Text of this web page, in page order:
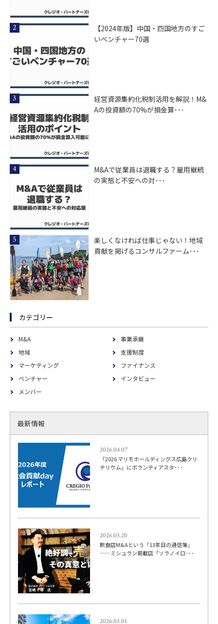
【2024年版】中国・四国地方のすご
いベンチャー70選
経営資源集約化税制活用を解説！M&
Aの投資額の70%が損金算･･･
M&Aで従業員は退職する？雇用継続
の実態と不安への対･･･
楽しくなければ仕事じゃない！地域
貢献を掲げるコンサルファーム･･･
カテゴリー
M&A
事業承継
地域
支援制度
マーケティング
ファイナンス
ベンチャー
インタビュー
メンバー
最新情報
2026.04.07
「2026 マリモホールディングス広島クリ
テリウム」にボランティアスタ･･･
2026.03.20
飲食店M&Aという「13年目の通信簿」
——ミシュラン掲載店「ソラノイロ･･･
2026.03.01